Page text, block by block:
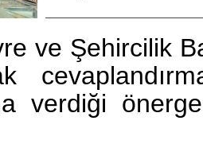
ve Şehircilik
verdiği